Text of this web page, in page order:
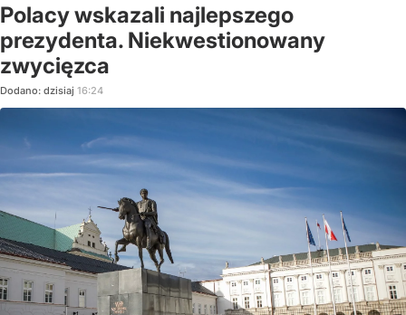
Polacy wskazali najlepszego
prezydenta. Niekwestionowany
zwycięzca
Dodano: dzisiaj 16:24